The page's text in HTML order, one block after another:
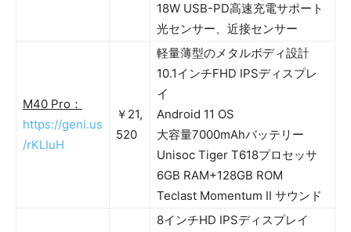
18W USB-PD高速充電サポート
光センサー、近接センサー
M40 Pro：
https://geni.us
/rKLIuH
￥21,
520
軽量薄型のメタルボディ設計
10.1インチFHD IPSディスプレ
イ
Android 11 OS
大容量7000mAhバッテリー
Unisoc Tiger T618プロセッサ
6GB RAM+128GB ROM
Teclast Momentum II サウンド
8インチHD IPSディスプレイ